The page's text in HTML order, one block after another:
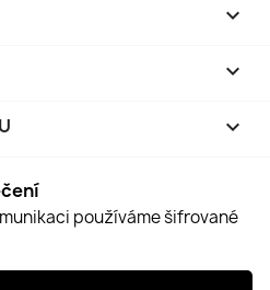


keyboard_arrow_down
používáme šifrované